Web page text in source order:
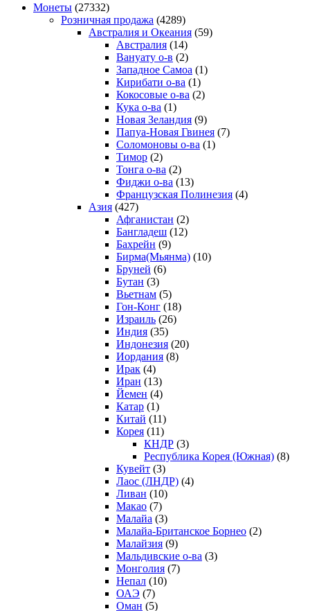
Монеты (27332)
Розничная продажа (4289)
Австралия и Океания (59)
Австралия (14)
Вануату о-в (2)
Западное Самоа (1)
Кирибати о-ва (1)
Кокосовые о-ва (2)
Кука о-ва (1)
Новая Зеландия (9)
Папуа-Новая Гвинея (7)
Соломоновы о-ва (1)
Тимор (2)
Тонга о-ва (2)
Фиджи о-ва (13)
Французская Полинезия (4)
Азия (427)
Афганистан (2)
Бангладеш (12)
Бахрейн (9)
Бирма(Мьянма) (10)
Бруней (6)
Бутан (3)
Вьетнам (5)
Гон-Конг (18)
Израиль (26)
Индия (35)
Индонезия (20)
Иордания (8)
Ирак (4)
Иран (13)
Йемен (4)
Катар (1)
Китай (11)
Корея (11)
КНДР (3)
Республика Корея (Южная) (8)
Кувейт (3)
Лаос (ЛНДР) (4)
Ливан (10)
Макао (7)
Малайа (3)
Малайа-Британское Борнео (2)
Малайзия (9)
Мальдивские о-ва (3)
Монголия (7)
Непал (10)
ОАЭ (7)
Оман (5)